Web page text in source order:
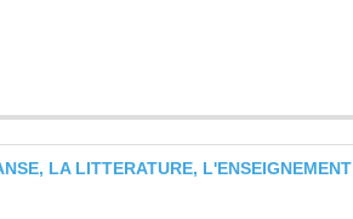
LA LITTERATURE, L'ENSEIGNEMENT